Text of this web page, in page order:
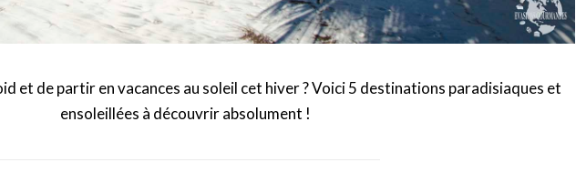
et de partir en vacances au soleil cet hiver ? Voici 5 destinations paradisiaques et
ensoleillées à découvrir absolument !